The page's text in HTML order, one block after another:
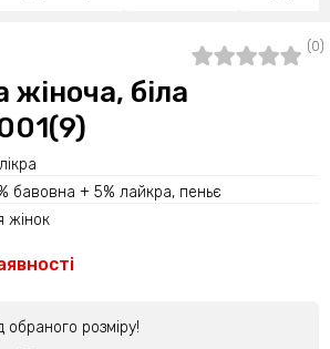
(0)
біла
бавовна + 5% лайкра, пеньє
жінок
обраного розміру!